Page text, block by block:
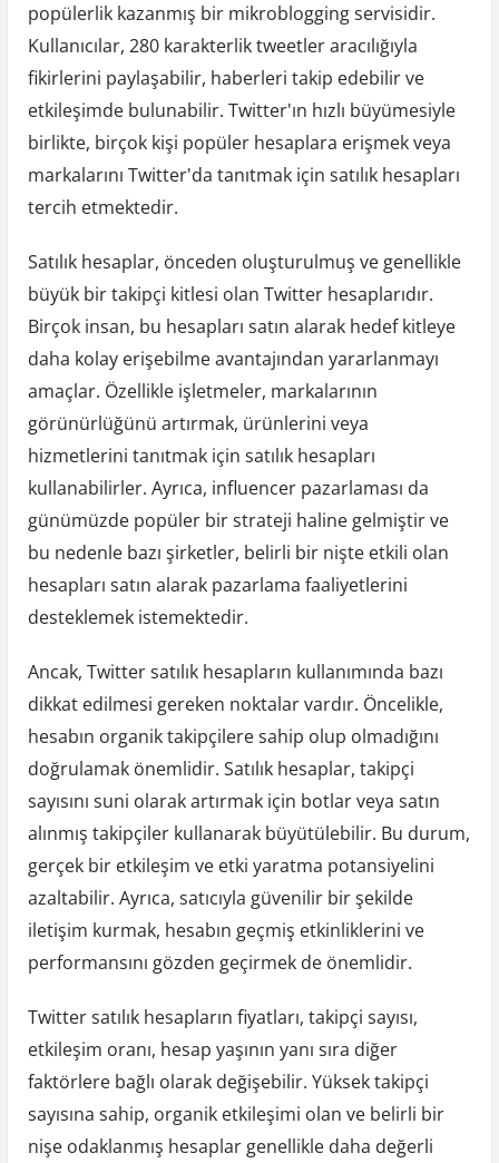
popülerlik kazanmış bir mikroblogging servisidir.
Kullanıcılar, 280 karakterlik tweetler aracılığıyla
fikirlerini paylaşabilir, haberleri takip edebilir ve
etkileşimde bulunabilir. Twitter'ın hızlı büyümesiyle
birlikte, birçok kişi popüler hesaplara erişmek veya
markalarını Twitter'da tanıtmak için satılık hesapları
tercih etmektedir.
Satılık hesaplar, önceden oluşturulmuş ve genellikle
büyük bir takipçi kitlesi olan Twitter hesaplarıdır.
Birçok insan, bu hesapları satın alarak hedef kitleye
daha kolay erişebilme avantajından yararlanmayı
amaçlar. Özellikle işletmeler, markalarının
görünürlüğünü artırmak, ürünlerini veya
hizmetlerini tanıtmak için satılık hesapları
kullanabilirler. Ayrıca, influencer pazarlaması da
günümüzde popüler bir strateji haline gelmiştir ve
bu nedenle bazı şirketler, belirli bir nişte etkili olan
hesapları satın alarak pazarlama faaliyetlerini
desteklemek istemektedir.
Ancak, Twitter satılık hesapların kullanımında bazı
dikkat edilmesi gereken noktalar vardır. Öncelikle,
hesabın organik takipçilere sahip olup olmadığını
doğrulamak önemlidir. Satılık hesaplar, takipçi
sayısını suni olarak artırmak için botlar veya satın
alınmış takipçiler kullanarak büyütülebilir. Bu durum,
gerçek bir etkileşim ve etki yaratma potansiyelini
azaltabilir. Ayrıca, satıcıyla güvenilir bir şekilde
iletişim kurmak, hesabın geçmiş etkinliklerini ve
performansını gözden geçirmek de önemlidir.
Twitter satılık hesapların fiyatları, takipçi sayısı,
etkileşim oranı, hesap yaşının yanı sıra diğer
faktörlere bağlı olarak değişebilir. Yüksek takipçi
sayısına sahip, organik etkileşimi olan ve belirli bir
nişe odaklanmış hesaplar genellikle daha değerli